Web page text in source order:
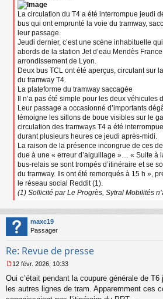
La circulation du T4 a été interrompue jeudi
bus qui ont emprunté la voie du tramway,
leur passage.
Jeudi dernier, c’est une scène inhabituelle
abords de la station Jet d’eau Mendès
arrondissement de Lyon.
Deux bus TCL ont été aperçus, circulant sur
du tramway T4.
La plateforme du tramway saccagée
Il n’a pas été simple pour les deux véhicules
Leur passage a occasionné d’importants
témoigne les sillons de boue visibles sur le
circulation des tramways T4 a été
durant plusieurs heures ce jeudi après-midi.
La raison de la présence incongrue de ces
due à une « erreur d’aiguillage »… « Suite à
bus-relais se sont trompés d’itinéraire et se
du tramway. Ils ont été remorqués à 15 h »,
le réseau social Reddit (1).
(1) Sollicité par Le Progrès, Sytral Mobilités
maxc19
Passager
Re: Revue de presse
e
s
s
12 févr. 2026, 10:33
Oui c’était pendant la coupure générale de
les autres lignes de tram. Apparemment ces